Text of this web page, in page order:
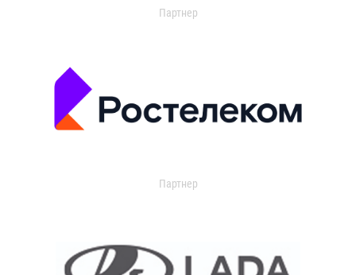
Партнер
Партнер